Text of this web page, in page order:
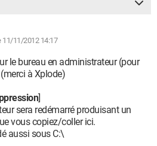
11/11/2012 14:17
le bureau en administrateur (pour
(merci à Xplode)
]
sera redémarré produisant un
vous copiez/coller ici.
aussi sous C:\